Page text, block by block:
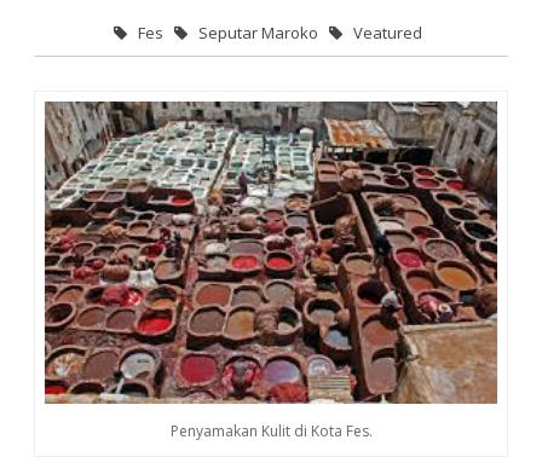
Fes Seputar Maroko Veatured
Penyamakan Kulit di Kota Fes.